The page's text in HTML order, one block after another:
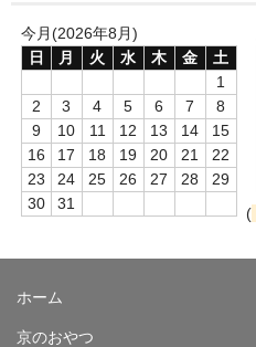
今月(2026年8月)
日
月 火 水 木 金
土
1
2
3 4 5 6 7
8
9
10 11 12 13 14
15
16
17 18 19 20 21
22
23
24 25 26 27 28
29
30
31
(
ホーム
京のおやつ